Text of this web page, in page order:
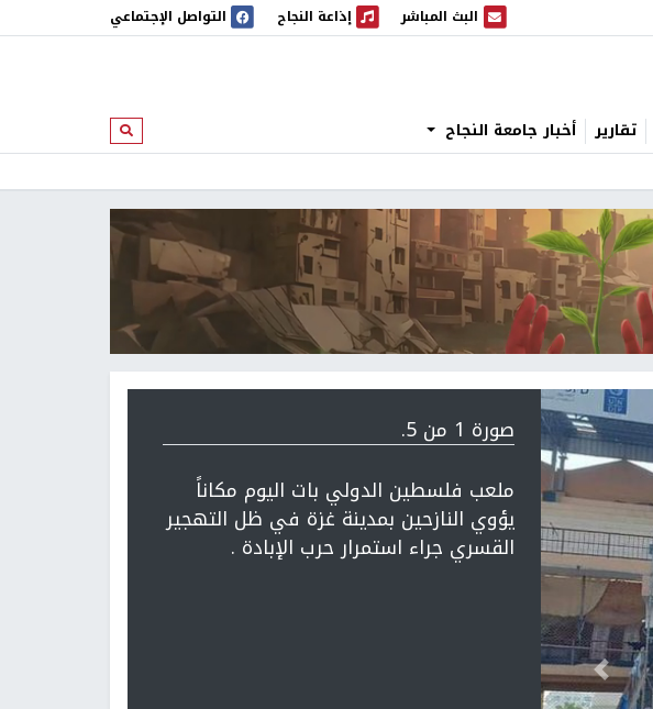
البث المباشر
البث المباشر إذاعة النجاح
إذاعة النجاح التواصل الإجتماعي
تقارير أخبار جامعة النجاح ابحث
صورة 1 من 5.
ملعب فلسطين الدولي بات اليوم مكاناً
يؤوي النازحين بمدينة غزة في ظل التهجير
القسري جراء استمرار حرب الإبادة .
التالي